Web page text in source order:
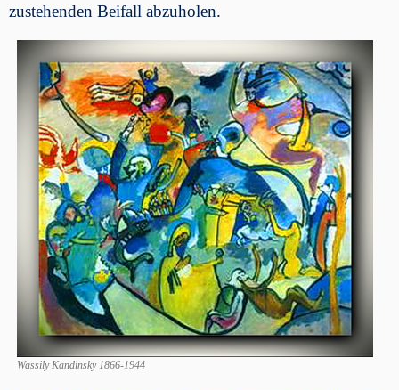
zustehenden Beifall abzuholen.
Wassily Kandinsky 1866-1944